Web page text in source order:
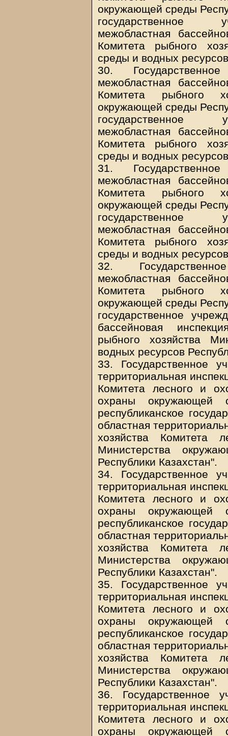
окружающей среды
государственное
межобластная
Комитета рыбного
среды и водных
30.
межобластная
Комитета рыбного
окружающей среды
государственное
межобластная
Комитета рыбного
среды и водных
31.
межобластная
Комитета рыбного
окружающей среды
государственное
межобластная
Комитета рыбного
среды и водных
32.
межобластная
Комитета рыбного
окружающей среды
государственное
бассейновая
рыбного хозяйства
водных ресурсов
33. Государственное
территориальная
Комитета лесного и
охраны окружающей
республиканское
областная
хозяйства Комитета
Министерства
Республики Казахстан".
34. Государственное
территориальная
Комитета лесного и
охраны окружающей
республиканское
областная
хозяйства Комитета
Министерства
Республики Казахстан".
35. Государственное
территориальная
Комитета лесного и
охраны окружающей
республиканское
областная
хозяйства Комитета
Министерства
Республики Казахстан".
36. Государственное
территориальная
Комитета лесного и
охраны окружающей